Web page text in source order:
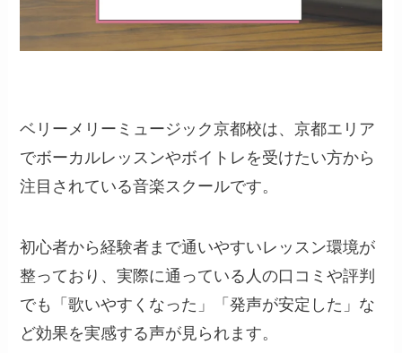
ベリーメリーミュージック京都校は、京都エリア
でボーカルレッスンやボイトレを受けたい方から
注目されている音楽スクールです。
初心者から経験者まで通いやすいレッスン環境が
整っており、実際に通っている人の口コミや評判
でも「歌いやすくなった」「発声が安定した」な
ど効果を実感する声が見られます。